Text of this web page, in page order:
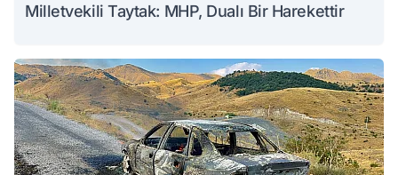
Milletvekili Taytak: MHP, Dualı Bir Harekettir